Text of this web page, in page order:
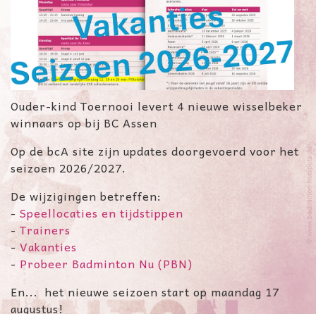
Ouder-kind Toernooi levert 4 nieuwe wisselbeker
winnaars op bij BC Assen
Op de bcA site zijn updates doorgevoerd voor het
seizoen 2026/2027.
De wijzigingen betreffen:
- ​ Speellocaties en tijdstippen
- Trainers
- Vakanties
- Probeer Badminton Nu (PBN)
En... het nieuwe seizoen start op maandag 17
augustus!